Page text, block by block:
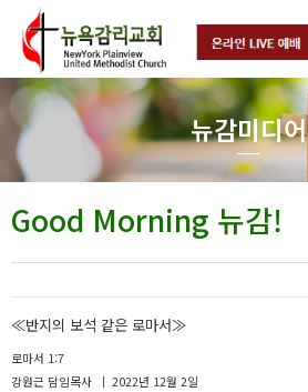
뉴감미디어
Good Morning 뉴감!
≪반지의 보석 같은 로마서≫
로마서 1:7
강원근 담임목사
2022년 12월 2일